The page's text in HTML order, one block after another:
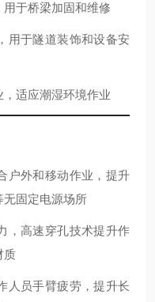
于桥梁加固和维修
用于隧道装饰和设备安
适应潮湿环境作业
户外和移动作业，提升
固定电源场所
，高速穿孔技术提升作
质
人员手臂疲劳，提升长